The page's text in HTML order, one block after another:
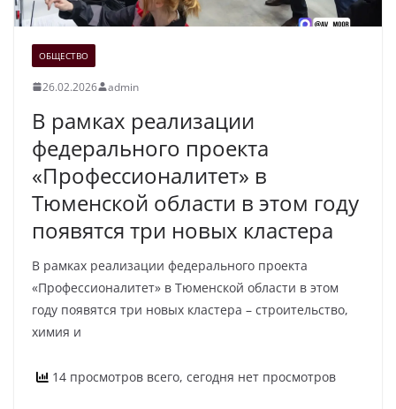
ОБЩЕСТВО
26.02.2026 admin
В рамках реализации
федерального проекта
«Профессионалитет» в
Тюменской области в этом году
появятся три новых кластера
В рамках реализации федерального проекта
«Профессионалитет» в Тюменской области в этом
году появятся три новых кластера – строительство,
химия и
14 просмотров всего, сегодня нет просмотров